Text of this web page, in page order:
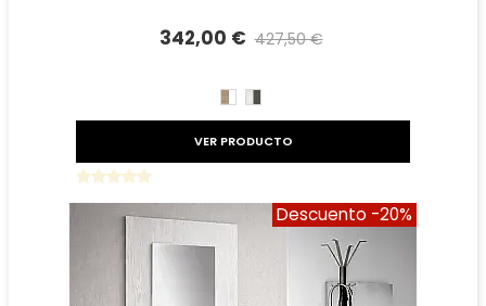
342,00 € 427,50 €
CAMBRIAN/BLANCO
TIBET
VER PRODUCTO
Descuento -20%